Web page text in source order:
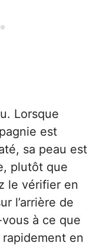
Lorsque
est
sa peau est
plutôt que
le vérifier en
l’arrière de
à ce que
en